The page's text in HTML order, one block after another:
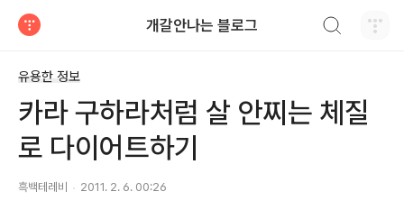
개갈안나는 블로그
유용한 정보
카라 구하라처럼 살 안찌는 체질
로 다이어트하기
흑백테레비 2011. 2. 6. 00:26